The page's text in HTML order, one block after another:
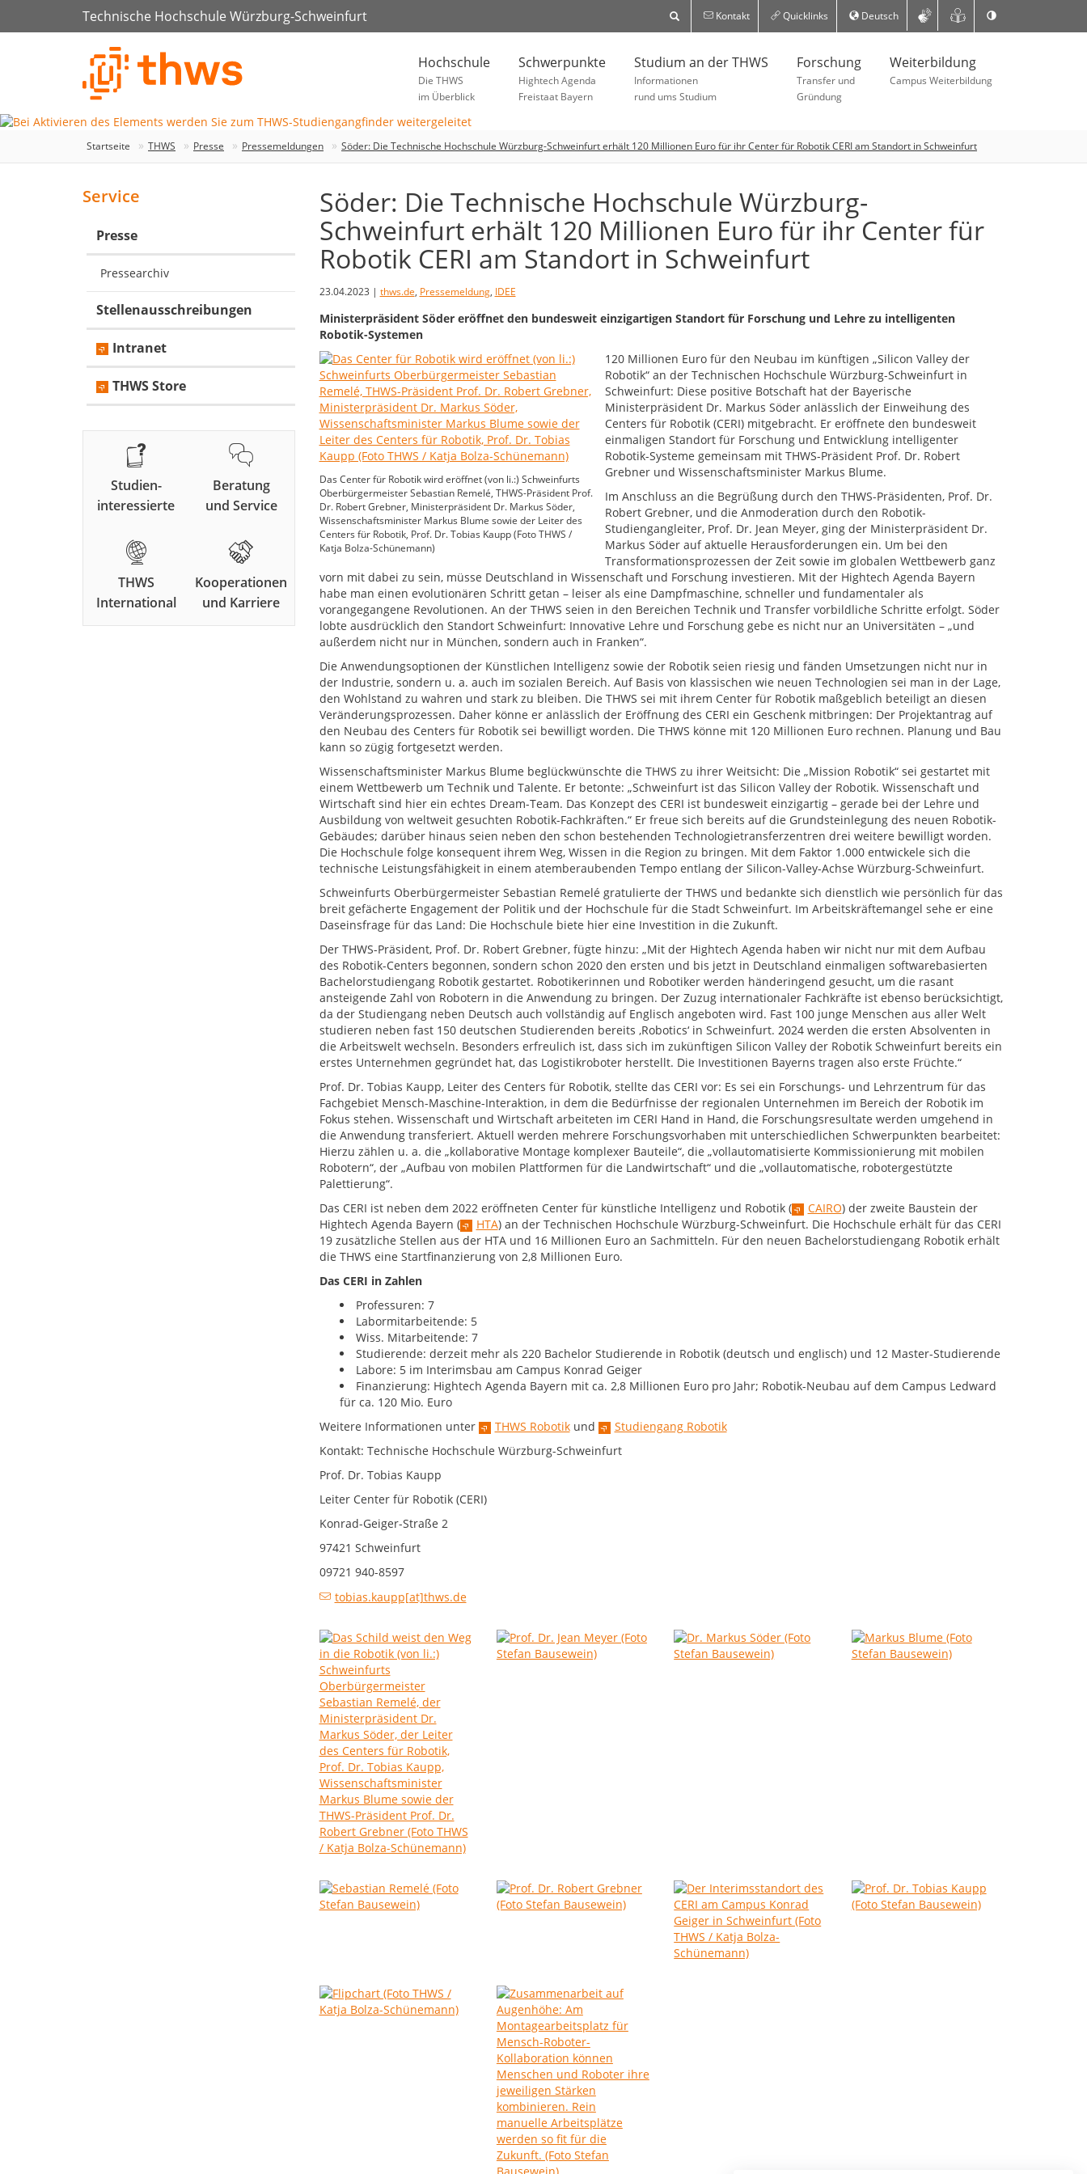
Technische Hochschule Würzburg-Schweinfurt Kontakt Quicklinks Deutsch
Hochschule
Die THWS
im Überblick
Schwerpunkte
Hightech Agenda
Freistaat Bayern
Studium an der THWS
Informationen
rund ums Studium
Forschung
Transfer und
Gründung
Weiterbildung
Campus Weiterbildung
Startseite THWS Presse Pressemeldungen Söder: Die Technische Hochschule Würzburg-Schweinfurt erhält 120 Millionen Euro für ihr Center für Robotik CERI am Standort in Schweinfurt
Söder: Die Technische Hochschule Würzburg-
Schweinfurt erhält 120 Millionen Euro für ihr Center für
Robotik CERI am Standort in Schweinfurt
23.04.2023 | thws.de, Pressemeldung, IDEE
Ministerpräsident Söder eröffnet den bundesweit einzigartigen Standort für Forschung und Lehre zu intelligenten
Robotik-Systemen
Das Center für Robotik wird eröffnet (von li.:) Schweinfurts
Oberbürgermeister Sebastian Remelé, THWS-Präsident Prof.
Dr. Robert Grebner, Ministerpräsident Dr. Markus Söder,
Wissenschaftsminister Markus Blume sowie der Leiter des
Centers für Robotik, Prof. Dr. Tobias Kaupp (Foto THWS /
Katja Bolza-Schünemann)
120 Millionen Euro für den Neubau im künftigen „Silicon Valley der
Robotik“ an der Technischen Hochschule Würzburg-Schweinfurt in
Schweinfurt: Diese positive Botschaft hat der Bayerische
Ministerpräsident Dr. Markus Söder anlässlich der Einweihung des
Centers für Robotik (CERI) mitgebracht. Er eröffnete den bundesweit
einmaligen Standort für Forschung und Entwicklung intelligenter
Robotik-Systeme gemeinsam mit THWS-Präsident Prof. Dr. Robert
Grebner und Wissenschaftsminister Markus Blume.
Im Anschluss an die Begrüßung durch den THWS-Präsidenten, Prof. Dr.
Robert Grebner, und die Anmoderation durch den Robotik-
Studiengangleiter, Prof. Dr. Jean Meyer, ging der Ministerpräsident Dr.
Markus Söder auf aktuelle Herausforderungen ein. Um bei den
Transformationsprozessen der Zeit sowie im globalen Wettbewerb ganz
vorn mit dabei zu sein, müsse Deutschland in Wissenschaft und Forschung investieren. Mit der Hightech Agenda Bayern
habe man einen evolutionären Schritt getan – leiser als eine Dampfmaschine, schneller und fundamentaler als
vorangegangene Revolutionen. An der THWS seien in den Bereichen Technik und Transfer vorbildliche Schritte erfolgt. Söder
lobte ausdrücklich den Standort Schweinfurt: Innovative Lehre und Forschung gebe es nicht nur an Universitäten – „und
außerdem nicht nur in München, sondern auch in Franken“.
Die Anwendungsoptionen der Künstlichen Intelligenz sowie der Robotik seien riesig und fänden Umsetzungen nicht nur in
der Industrie, sondern u. a. auch im sozialen Bereich. Auf Basis von klassischen wie neuen Technologien sei man in der Lage,
den Wohlstand zu wahren und stark zu bleiben. Die THWS sei mit ihrem Center für Robotik maßgeblich beteiligt an diesen
Veränderungsprozessen. Daher könne er anlässlich der Eröffnung des CERI ein Geschenk mitbringen: Der Projektantrag auf
den Neubau des Centers für Robotik sei bewilligt worden. Die THWS könne mit 120 Millionen Euro rechnen. Planung und Bau
kann so zügig fortgesetzt werden.
Wissenschaftsminister Markus Blume beglückwünschte die THWS zu ihrer Weitsicht: Die „Mission Robotik“ sei gestartet mit
einem Wettbewerb um Technik und Talente. Er betonte: „Schweinfurt ist das Silicon Valley der Robotik. Wissenschaft und
Wirtschaft sind hier ein echtes Dream-Team. Das Konzept des CERI ist bundesweit einzigartig – gerade bei der Lehre und
Ausbildung von weltweit gesuchten Robotik-Fachkräften.“ Er freue sich bereits auf die Grundsteinlegung des neuen Robotik-
Gebäudes; darüber hinaus seien neben den schon bestehenden Technologietransferzentren drei weitere bewilligt worden.
Die Hochschule folge konsequent ihrem Weg, Wissen in die Region zu bringen. Mit dem Faktor 1.000 entwickele sich die
technische Leistungsfähigkeit in einem atemberaubenden Tempo entlang der Silicon-Valley-Achse Würzburg-Schweinfurt.
Schweinfurts Oberbürgermeister Sebastian Remelé gratulierte der THWS und bedankte sich dienstlich wie persönlich für das
breit gefächerte Engagement der Politik und der Hochschule für die Stadt Schweinfurt. Im Arbeitskräftemangel sehe er eine
Daseinsfrage für das Land: Die Hochschule biete hier eine Investition in die Zukunft.
Der THWS-Präsident, Prof. Dr. Robert Grebner, fügte hinzu: „Mit der Hightech Agenda haben wir nicht nur mit dem Aufbau
des Robotik-Centers begonnen, sondern schon 2020 den ersten und bis jetzt in Deutschland einmaligen softwarebasierten
Bachelorstudiengang Robotik gestartet. Robotikerinnen und Robotiker werden händeringend gesucht, um die rasant
ansteigende Zahl von Robotern in die Anwendung zu bringen. Der Zuzug internationaler Fachkräfte ist ebenso berücksichtigt,
da der Studiengang neben Deutsch auch vollständig auf Englisch angeboten wird. Fast 100 junge Menschen aus aller Welt
studieren neben fast 150 deutschen Studierenden bereits ‚Robotics‘ in Schweinfurt. 2024 werden die ersten Absolventen in
die Arbeitswelt wechseln. Besonders erfreulich ist, dass sich im zukünftigen Silicon Valley der Robotik Schweinfurt bereits ein
erstes Unternehmen gegründet hat, das Logistikroboter herstellt. Die Investitionen Bayerns tragen also erste Früchte.“
Prof. Dr. Tobias Kaupp, Leiter des Centers für Robotik, stellte das CERI vor: Es sei ein Forschungs- und Lehrzentrum für das
Fachgebiet Mensch-Maschine-Interaktion, in dem die Bedürfnisse der regionalen Unternehmen im Bereich der Robotik im
Fokus stehen. Wissenschaft und Wirtschaft arbeiteten im CERI Hand in Hand, die Forschungsresultate werden umgehend in
die Anwendung transferiert. Aktuell werden mehrere Forschungsvorhaben mit unterschiedlichen Schwerpunkten bearbeitet:
Hierzu zählen u. a. die „kollaborative Montage komplexer Bauteile“, die „vollautomatisierte Kommissionierung mit mobilen
Robotern“, der „Aufbau von mobilen Plattformen für die Landwirtschaft“ und die „vollautomatische, robotergestützte
Palettierung“.
Das CERI ist neben dem 2022 eröffneten Center für künstliche Intelligenz und Robotik (
CAIRO) der zweite Baustein der
Hightech Agenda Bayern (
HTA) an der Technischen Hochschule Würzburg-Schweinfurt. Die Hochschule erhält für das CERI
19 zusätzliche Stellen aus der HTA und 16 Millionen Euro an Sachmitteln. Für den neuen Bachelorstudiengang Robotik erhält
die THWS eine Startfinanzierung von 2,8 Millionen Euro.
Das CERI in Zahlen
Professuren: 7
Labormitarbeitende: 5
Wiss. Mitarbeitende: 7
Studierende: derzeit mehr als 220 Bachelor Studierende in Robotik (deutsch und englisch) und 12 Master-Studierende
Labore: 5 im Interimsbau am Campus Konrad Geiger
Finanzierung: Hightech Agenda Bayern mit ca. 2,8 Millionen Euro pro Jahr; Robotik-Neubau auf dem Campus Ledward
für ca. 120 Mio. Euro
Weitere Informationen unter
THWS Robotikund
Studiengang Robotik
Kontakt: Technische Hochschule Würzburg-Schweinfurt
Prof. Dr. Tobias Kaupp
Leiter Center für Robotik (CERI)
Konrad-Geiger-Straße 2
97421 Schweinfurt
09721 940-8597
tobias.kaupp[at]thws.de
Service
Presse
Pressearchiv
Stellenausschreibungen
Intranet
THWS Store
Studien-
interessierte
Beratung
und Service
THWS
International
Kooperationen
und Karriere